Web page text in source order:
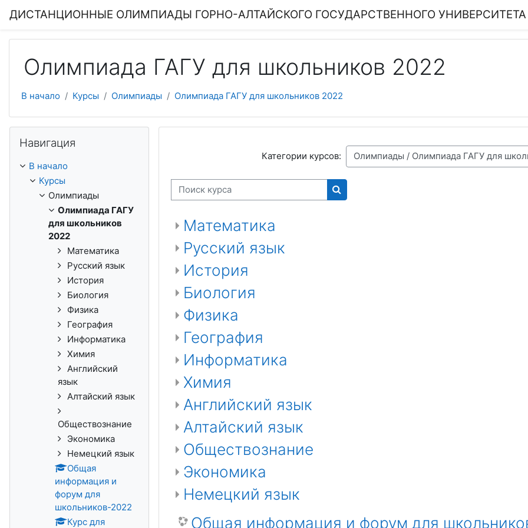
ДИСТАНЦИОННЫЕ ОЛИМПИАДЫ ГОРНО-АЛТАЙСКОГО ГОСУДАРСТВЕННОГО УНИВЕРСИТЕТА
Олимпиада ГАГУ для школьников 2022
В начало Курсы Олимпиады Олимпиада ГАГУ для школьников 2022
Категории курсов:
Поиск курса
Поиск курса
Математика
Русский язык
История
Биология
Физика
География
Информатика
Химия
Английский язык
Алтайский язык
Обществознание
Экономика
Немецкий язык
Общая информация и форум для
Навигация
В начало
Курсы
Олимпиады
Олимпиада ГАГУ
для школьников
2022
Математика
Русский язык
История
Биология
Физика
География
Информатика
Химия
Английский
язык
Алтайский язык
Обществознание
Экономика
Немецкий язык
Общая
информация и
форум для
школьников-2022
Курс для